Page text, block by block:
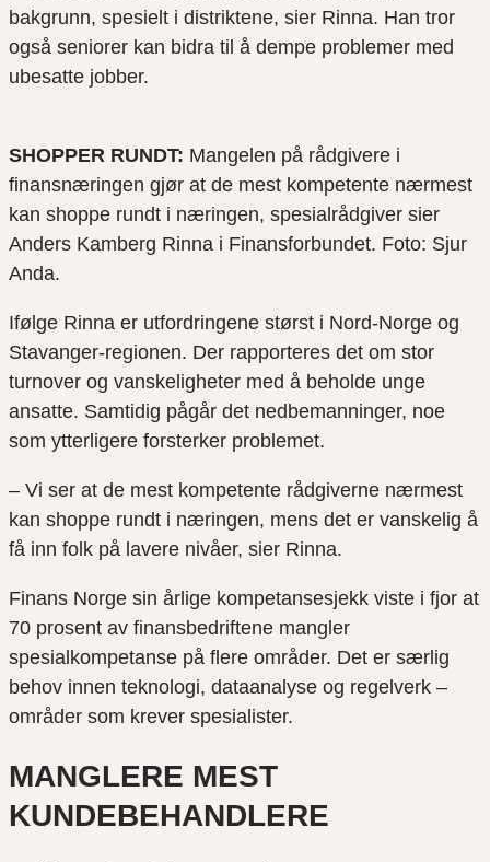
bakgrunn, spesielt i distriktene, sier Rinna. Han tror
også seniorer kan bidra til å dempe problemer med
ubesatte jobber.
SHOPPER RUNDT: Mangelen på rådgivere i
finansnæringen gjør at de mest kompetente nærmest
kan shoppe rundt i næringen, spesialrådgiver sier
Anders Kamberg Rinna i Finansforbundet. Foto: Sjur
Anda.
Ifølge Rinna er utfordringene størst i Nord-Norge og
Stavanger-regionen. Der rapporteres det om stor
turnover og vanskeligheter med å beholde unge
ansatte. Samtidig pågår det nedbemanninger, noe
som ytterligere forsterker problemet.
– Vi ser at de mest kompetente rådgiverne nærmest
kan shoppe rundt i næringen, mens det er vanskelig å
få inn folk på lavere nivåer, sier Rinna.
Finans Norge sin årlige kompetansesjekk viste i fjor at
70 prosent av finansbedriftene mangler
spesialkompetanse på flere områder. Det er særlig
behov innen teknologi, dataanalyse og regelverk –
områder som krever spesialister.
MANGLERE MEST
KUNDEBEHANDLERE